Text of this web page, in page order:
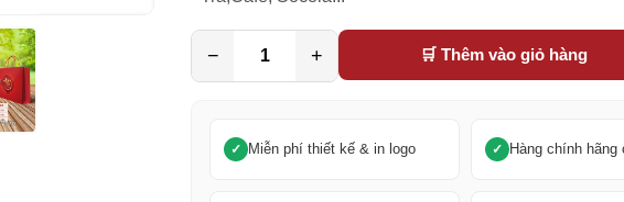
− + 🛒 Thêm vào giỏ hàng
Miễn phí thiết kế & in logo Hàng chính hãng